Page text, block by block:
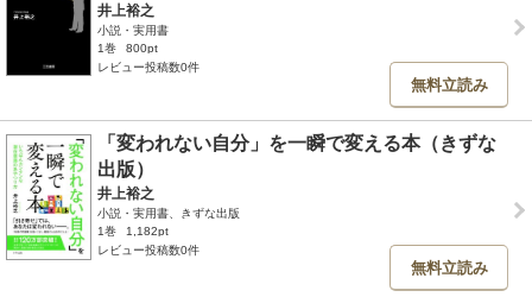
井上裕之
小説・実用書
1巻
800pt
レビュー投稿数0件
無料立読み
「変われない自分」を一瞬で変える本（きずな
出版）
井上裕之
小説・実用書、きずな出版
1巻
1,182pt
レビュー投稿数0件
無料立読み